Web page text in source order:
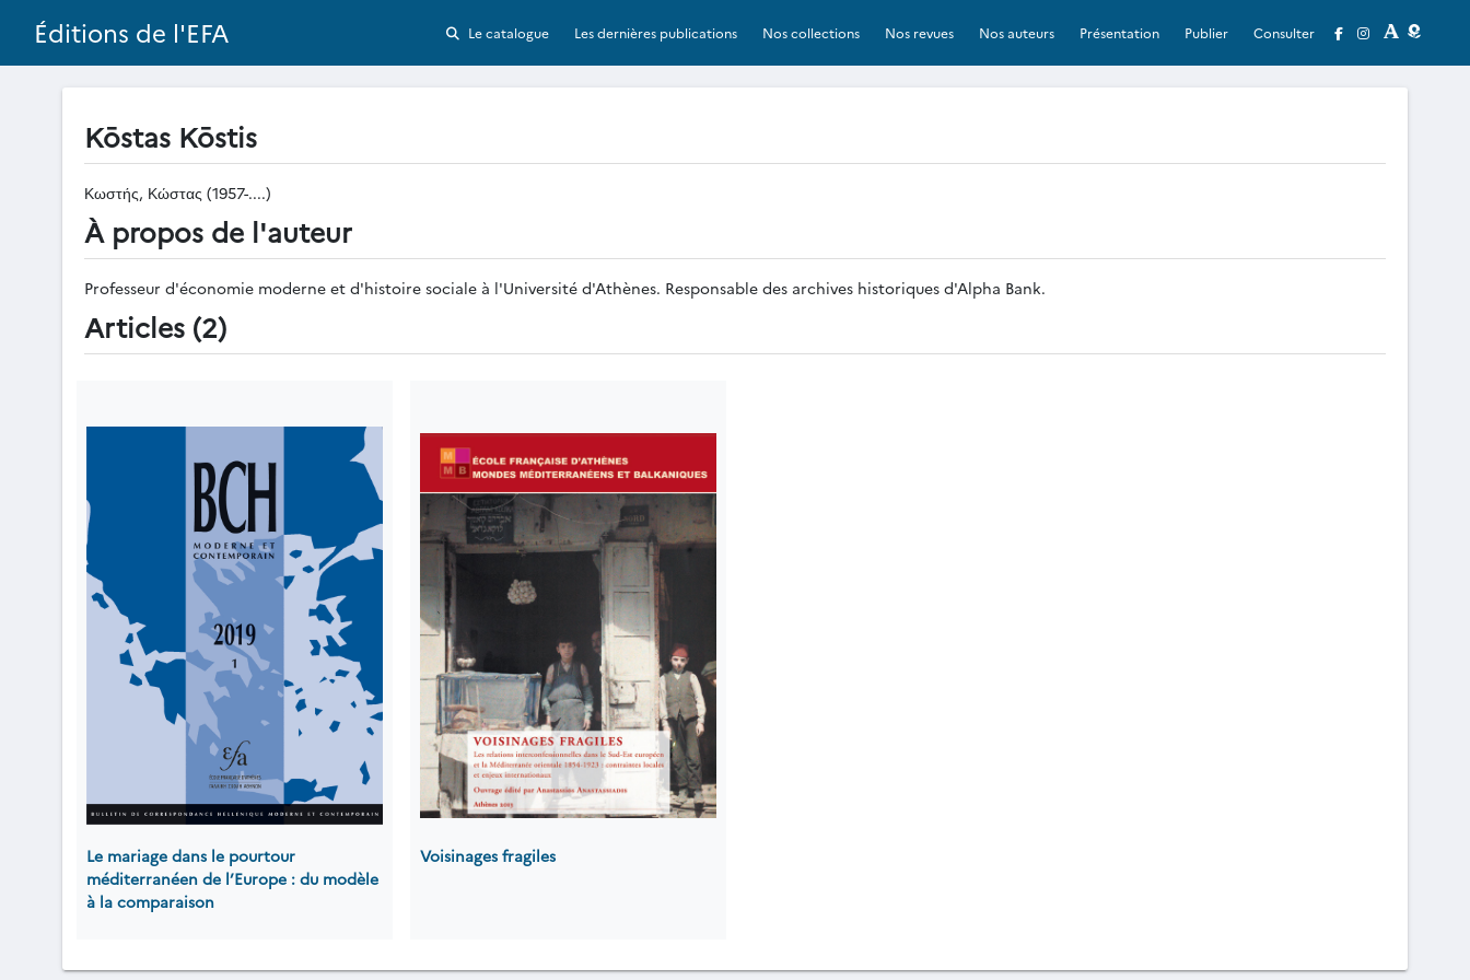
Éditions de l'EFA Le catalogue Les dernières publications Nos collections Nos revues Nos auteurs Présentation Publier Consulter
Kōstas Kōstis
Κωστής, Κώστας (1957-....)
À propos de l'auteur
Professeur d'économie moderne et d'histoire sociale à l'Université d'Athènes. Responsable des archives historiques d'Alpha Bank.
Articles (2)
Le mariage dans le pourtour
méditerranéen de l’Europe : du modèle
à la comparaison
Voisinages fragiles